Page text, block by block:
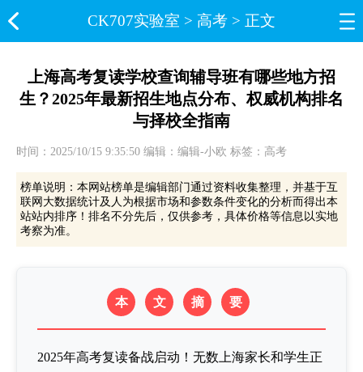
CK707实验室​ > 高考 > 正文
上海高考复读学校查询辅导班有哪些地方招
生？2025年最新招生地点分布、权威机构排名
与择校全指南
时间：2025/10/15 9:35:50 编辑：编辑-小欧 标签：高考
榜单说明：本网站榜单是编辑部门通过资料收集整理，并基于互
联网大数据统计及人为根据市场和参数条件变化的分析而得出本
站站内排序！排名不分先后，仅供参考，具体价格等信息以实地
考察为准。
本 文 摘 要
2025年高考复读备战启动！无数上海家长和学生正